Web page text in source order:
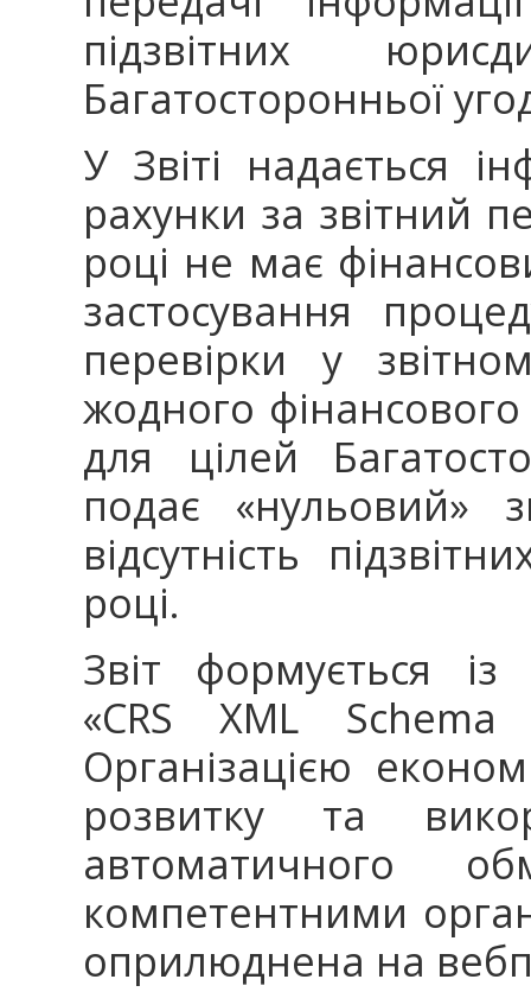
підзвітних
Багатосторонньої
У Звіті надається
рахунки за звітний
році не має
застосування
перевірки у
жодного
для цілей
подає «нульовий»
відсутність
році.
Звіт формується із
«CRS XML
Організацією
розвитку та
автоматичного
компетентними
оприлюднена на